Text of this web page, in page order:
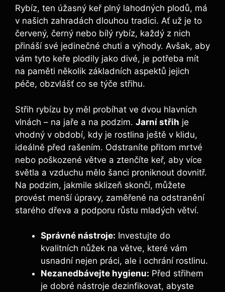
Rybíz, ten úžasný keř plný lahodných plodů, má
v našich zahradách dlouhou tradici. Ať už je to
červený, černý nebo bílý rybíz, každý z nich
přináší své jedinečné chuti a výhody. Avšak, aby
vám tyto keře plodily jako divé, je potřeba mít
na paměti několik základních aspektů jejich
péče, obzvlášť co se týče střihu.
Střih rybízu by měl probíhat ve dvou hlavních
vlnách – na jaře a na podzim. Jarní střih je
vhodný v období, kdy je rostlina ještě v klidu,
ideálně před rašením. Odstraníte přitom mrtvé
nebo poškozené větve a ztenčíte keř, aby více
světla a vzduchu mělo šanci proniknout dovnitř.
Na podzim, jakmile sklizeň skončí, můžete
provést menší úpravy, zaměřené na odstranění
starého dřeva a podporu růstu mladých větví.
Správné nástroje: Investujte do
kvalitních nůžek na větve, které vám
usnadní nejen práci, ale i ochrání rostlinu.
Nezanedbávejte hygienu: Před střihem
je dobré nástroje dezinfikovat, abyste